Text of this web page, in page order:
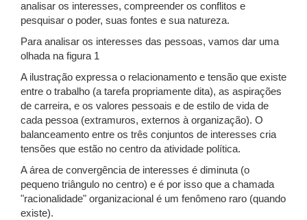
analisar os interesses, compreender os conflitos e
pesquisar o poder, suas fontes e sua natureza.
Para analisar os interesses das pessoas, vamos dar uma
olhada na figura 1
A ilustração expressa o relacionamento e tensão que existe
entre o trabalho (a tarefa propriamente dita), as aspirações
de carreira, e os valores pessoais e de estilo de vida de
cada pessoa (extramuros, externos à organização). O
balanceamento entre os três conjuntos de interesses cria
tensões que estão no centro da atividade política.
A área de convergência de interesses é diminuta (o
pequeno triângulo no centro) e é por isso que a chamada
"racionalidade" organizacional é um fenômeno raro (quando
existe).